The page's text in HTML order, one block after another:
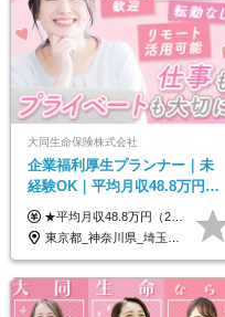
大同生命保険株式会社
企業福利厚生プランナー｜未
経験OK｜平均月収48.8万円｜
リモートOK｜残業ほぼなし｜
転勤なし｜女性活躍中
★平均月収48.8万円（2025年度実績） ★安心の固定給＋賞与年2回＋インセンティブ！手当も充実 月給21万円～23万円＋諸手当＋インセンティブ＋賞与年2回 ※給与は年間平均の税込定例給与です。賞与は含みません。 ※約3週間の研修期間中は日当8000円を支給いたします。 ※試用期間6ヵ月あり（期間中の条件変更なし） ◆東京・神奈川・千葉・埼玉・愛知（一部）・京都・大阪・兵庫（一部）：月給23万円以上 ◆静岡（一部）・三重・岐阜：月給22万円以上 ◆上記以外の地域：月給21万円以上
東京都_神奈川県_埼玉県_千葉県_大阪府_愛知県_北海道_青森県_岩手県_宮城県_秋田県_山形県_福島県_茨城県_栃木県_群馬県_新潟県_山梨県_長野県_富山県_石川県_福井県_静岡県_岐阜県_三重県_兵庫県_京都府_滋賀県_奈良県_和歌山県_広島県_岡山県_鳥取県_島根県_山口県_徳島県_香川県_愛媛県_高知県_福岡県_熊本県_佐賀県_長崎県_大分県_宮崎県_鹿児島県_沖縄県